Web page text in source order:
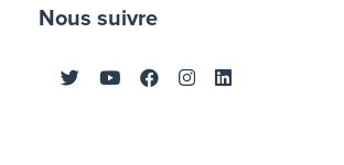
Nous suivre